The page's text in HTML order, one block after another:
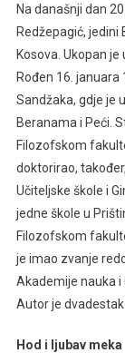
Na današnji dan
Redžepagić,
Kosova. Ukopan
Rođen 16.
Sandžaka, gdje je
Beranama i Peći.
Filozofskom
doktorirao,
Učiteljske škole i
jedne škole u
Filozofskom
je imao zvanje
Akademije nauka i
Autor je dvadestak
Hod i ljubav meka